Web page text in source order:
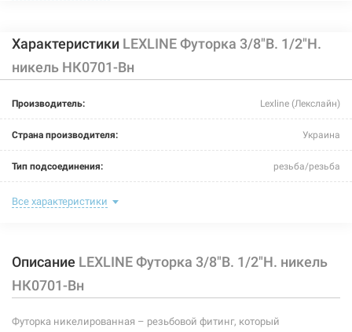
Артикул:105398
LEXLINE Футорка 1/2"В. 1 1/4"Н. никель НК0710-Вн
Характеристики LEXLINE Футорка 3/8"В. 1/2"Н.
никель НК0701-Вн
Производитель: Lexline (Лекслайн)
Страна производителя: Украина
Тип подсоединения: резьба/резьба
Номинальное давление:
Рабочая среда: жидкая неагрессивная, газообразная неагрессивная
Материал корпуса:
Размер:
Все характеристики
Описание LEXLINE Футорка 3/8"В. 1/2"Н. никель
НК0701-Вн
Футорка никелированная – резьбовой фитинг, который